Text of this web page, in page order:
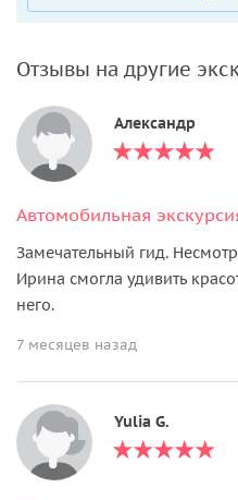
Отзывы на другие
Александр
Автомобильная
Замечательный гид.
Ирина смогла удивить
него.
7 месяцев назад
Yulia G.